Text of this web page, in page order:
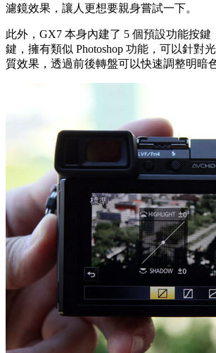
濾鏡效果，讓人更想要親身嘗試一下。
此外，GX7 本身內建了 5 個預設功能按鍵
鍵，擁有類似 Photoshop 功能，可以針對
質效果，透過前後轉盤可以快速調整明暗